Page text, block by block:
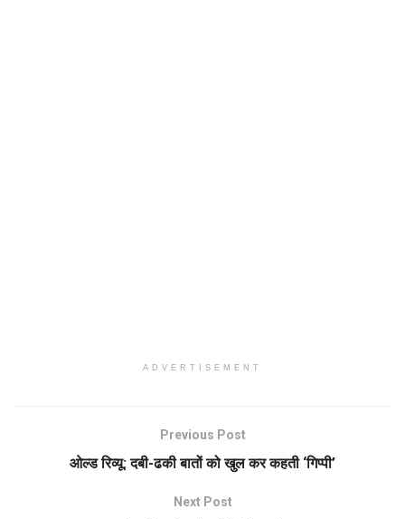
ADVERTISEMENT
Previous Post
ओल्ड रिव्यू: दबी-ढकी बातों को खुल कर कहती ‘गिप्पी’
Next Post